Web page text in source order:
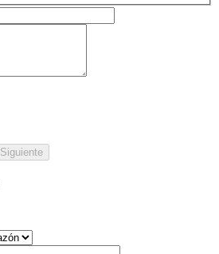
Siguiente